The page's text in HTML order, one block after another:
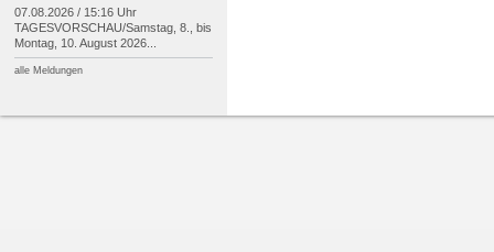
07.08.2026 / 15:16 Uhr
TAGESVORSCHAU/Samstag, 8., bis
Montag, 10. August 2026...
alle Meldungen